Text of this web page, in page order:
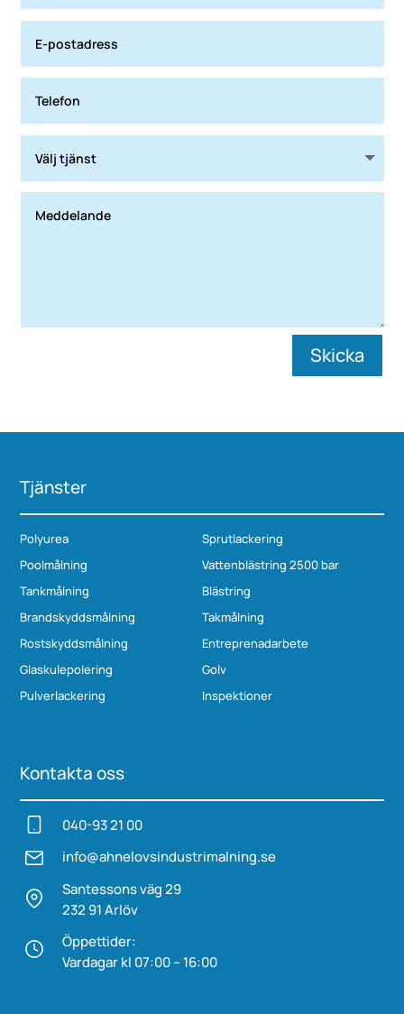
Skicka
Tjänster
Polyurea
Sprutlackering
Poolmålning
Vattenblästring 2500 bar
Tankmålning
Blästring
Brandskyddsmålning
Takmålning
Rostskyddsmålning
Entreprenadarbete
Glaskulepolering
Golv
Pulverlackering
Inspektioner
Kontakta oss
040-93 21 00
info@ahnelovs­industrimalning.se
Santessons väg 29
232 91 Arlöv
Öppettider:
Vardagar kl 07:00 – 16:00